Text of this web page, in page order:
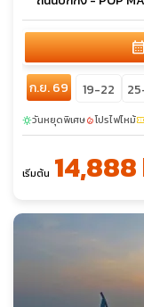
ก.ย. 69 19-22
sunnyวันหยุดพิเศษlocal_fire_departmentโปรไฟไหม้confirmation_number
เริ่มต้น 14,888